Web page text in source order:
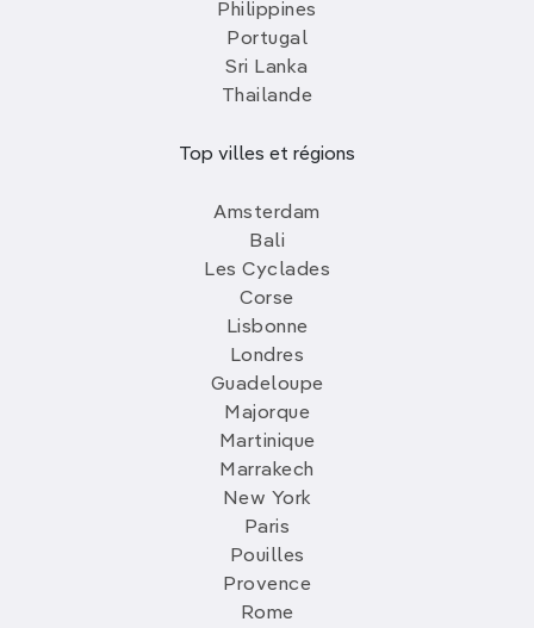
Philippines
Portugal
Sri Lanka
Thailande
Top villes et régions
Amsterdam
Bali
Les Cyclades
Corse
Lisbonne
Londres
Guadeloupe
Majorque
Martinique
Marrakech
New York
Paris
Pouilles
Provence
Rome